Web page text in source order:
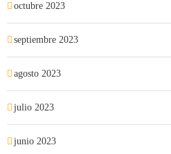
octubre 2023
septiembre 2023
agosto 2023
julio 2023
junio 2023